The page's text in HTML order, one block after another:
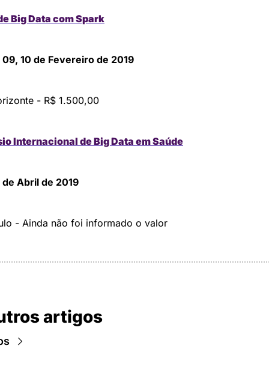
Big Data com Spark
10 de Fevereiro de 2019
- R$ 1.500,00
Internacional de Big Data em Saúde
de Abril de 2019
- Ainda não foi informado o valor
artigos